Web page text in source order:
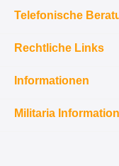
Telefonische
Rechtliche Links
Informationen
Militaria Information